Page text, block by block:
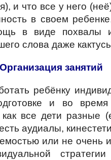
и что все у него
в своем
в виде похвалы
слова даже
Организация занятий
ребёнку
и во
все дети разные
аудиалы,
или не очень